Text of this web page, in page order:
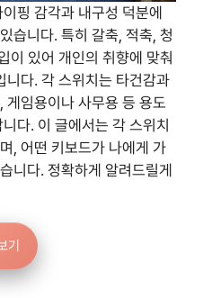
핑 감각과 내구성 덕분에
습니다. 특히 갈축, 적축, 청
이 있어 개인의 취향에 맞춰
니다. 각 스위치는 타건감과
게임용이나 사무용 등 용도
다. 이 글에서는 각 스위치
, 어떤 키보드가 나에게 가
니다. 정확하게 알려드릴게
기